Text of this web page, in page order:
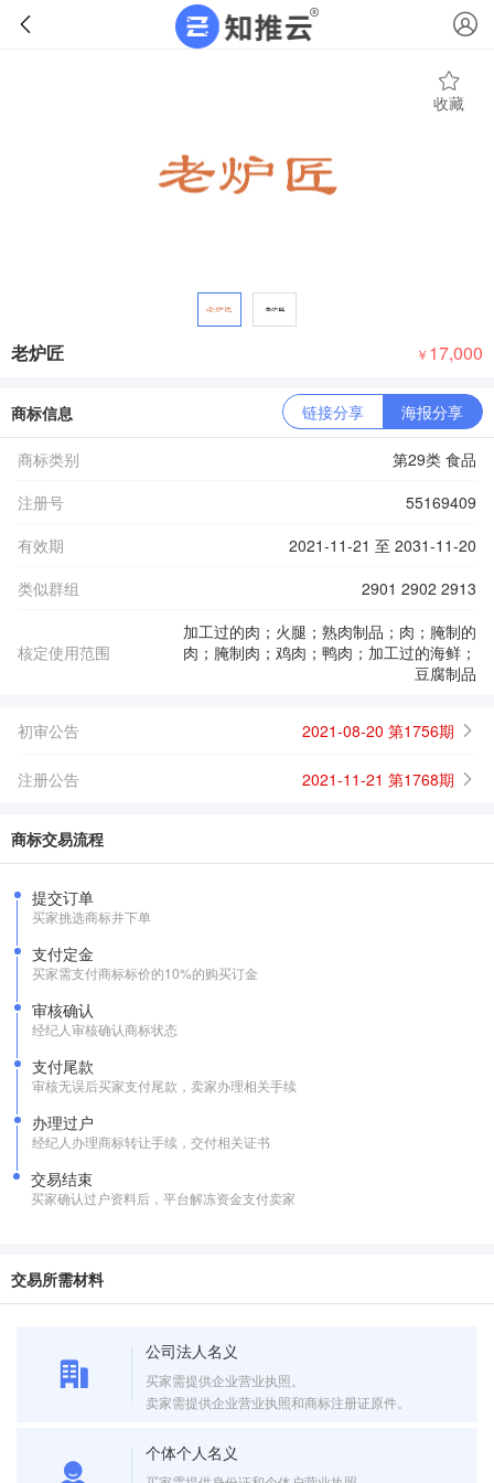
收藏
老炉匠 ￥ 17,000
商标信息 链接分享 海报分享
商标类别
第29类 食品
注册号
55169409
有效期
2021-11-21 至 2031-11-20
类似群组
2901 2902 2913
核定使用范围
加工过的肉；火腿；熟肉制品；肉；腌制的
肉；腌制肉；鸡肉；鸭肉；加工过的海鲜；
豆腐制品
初审公告 2021-08-20 第1756期
注册公告 2021-11-21 第1768期
商标交易流程
提交订单
买家挑选商标并下单
支付定金
买家需支付商标标价的10%的购买订金
审核确认
经纪人审核确认商标状态
支付尾款
审核无误后买家支付尾款，卖家办理相关手续
办理过户
经纪人办理商标转让手续，交付相关证书
交易结束
买家确认过户资料后，平台解冻资金支付卖家
交易所需材料
公司法人名义
买家需提供企业营业执照。
卖家需提供企业营业执照和商标注册证原件。
个体个人名义